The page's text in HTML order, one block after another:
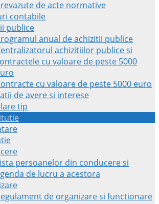
de acte normative
contabile
publice
anual de achizitii publice
achizitiilor publice si
cu valoare de peste 5000
cu valoare de peste 5000 euro
de avere si interese
tip
persoanelor din conducere si
de lucru a acestora
de organizare si functionare